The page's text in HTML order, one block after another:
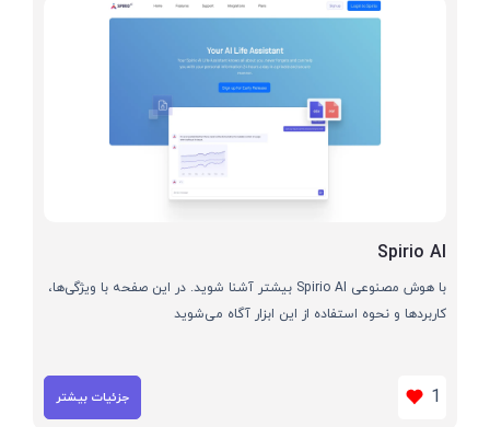
Spirio AI
با هوش مصنوعی Spirio AI بیشتر آشنا شوید. در این صفحه با ویژگی‌ها،
کاربردها و نحوه استفاده از این ابزار آگاه می‌شوید
1 جزئیات بیشتر